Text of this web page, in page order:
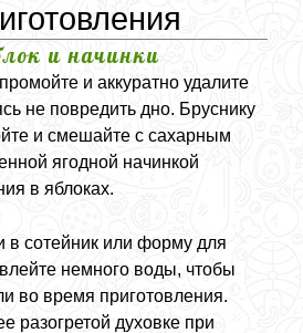
и начинки
и аккуратно удалите
не повредить дно. Бруснику
и смешайте с сахарным
ягодной начинкой
в яблоках.
в сотейник или форму для
немного воды, чтобы
во время приготовления.
разогретой духовке при